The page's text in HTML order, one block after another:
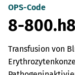
OPS-Code
8-
Transfusion von